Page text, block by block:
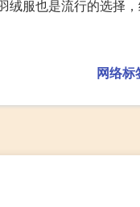
绒服也是流行的选择
网络标